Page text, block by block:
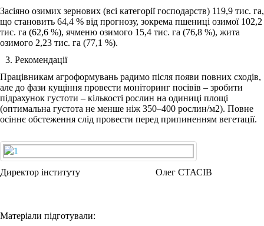
Засіяно озимих зернових (всі категорії господарств) 119,9 тис. га,
що становить 64,4 % від прогнозу, зокрема пшениці озимої 102,2
тис. га (62,6 %), ячменю озимого 15,4 тис. га (76,8 %), жита
озимого 2,23 тис. га (77,1 %).
Рекомендації
Працівникам агроформувань радимо після появи повних сходів,
але до фази кущіння провести моніторинг посівів – зробити
підрахунок густоти – кількості рослин на одиниці площі
(оптимальна густота не менше ніж 350‒400 рослин/м2). Повне
осіннє обстеження слід провести перед припиненням вегетації.
Директор інституту Олег СТАСІВ
Матеріали підготували: